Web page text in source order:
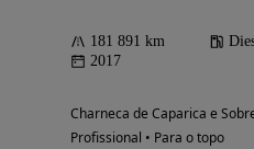
181 891 km
2017
Charneca de Caparica e
Profissional • Para o topo